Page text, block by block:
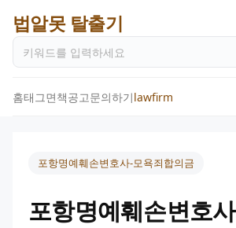
법알못 탈출기
홈태그면책공고문의하기lawfirm
포항명예훼손변호사-모욕죄합의금
포항명예훼손변호